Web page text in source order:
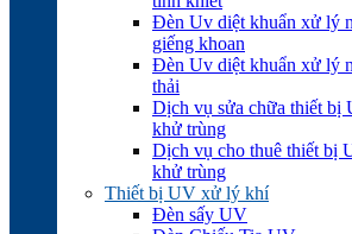
Đèn Uv diệt khuẩn xử lý
giếng khoan
Đèn Uv diệt khuẩn xử lý
thải
Dịch vụ sửa chữa thiết bị
khử trùng
Dịch vụ cho thuê thiết bị
khử trùng
Thiết bị UV xử lý khí
Đèn sấy UV